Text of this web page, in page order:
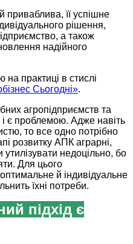
приваблива, її успішне
рішення,
а також
надійного
на практиці в стислі
Сьогодні».
агропідприємств та
є проблемою. Адже навіть
то все одно потрібно
розвитку АПК аграрні,
утилізувати недоцільно, бо
Для цього
й індивідуальне
їхні потреби.
підхід є